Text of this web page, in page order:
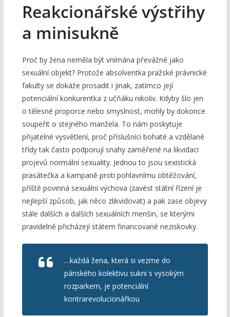
Reakcionářské výstřihy
a minisukně
Proč by žena neměla být vnímána převážně jako
sexuální objekt? Protože absolventka pražské právnické
fakulty se dokáže prosadit i jinak, zatímco její
potenciální konkurentka z učňáku nikoliv. Kdyby šlo jen
o tělesné proporce nebo smyslnost, mohly by dokonce
soupeřit o stejného manžela. To nám poskytuje
přijatelné vysvětlení, proč příslušníci bohaté a vzdělané
třídy tak často podporují snahy zaměřené na likvidaci
projevů normální sexuality. Jednou to jsou sexistická
prasátečka a kampaně proti pohlavnímu obtěžování,
příště povinná sexuální výchova (zavést státní řízení je
nejlepší způsob, jak něco zlikvidovat) a pak zase objevy
stále dalších a dalších sexuálních menšin, se kterými
pravidelně přicházejí státem financované neziskovky.
…každá žena, která si vezme do
pánského kolektivu sukni s vysokým
rozparkem, je potenciální
kontrarevolucionářkou